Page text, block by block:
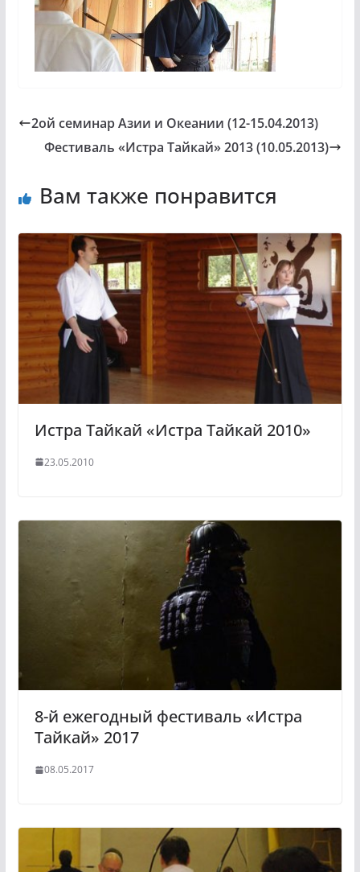
2ой семинар Азии и Океании (12-15.04.2013)
Фестиваль «Истра Тайкай» 2013 (10.05.2013)
Вам также понравится
Истра Тайкай «Истра Тайкай 2010»
23.05.2010
8-й ежегодный фестиваль «Истра
Тайкай» 2017
08.05.2017